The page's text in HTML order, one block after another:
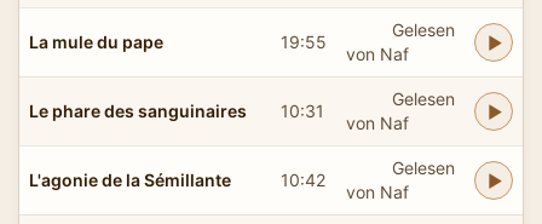
La mule du pape 19:55
Gelesen
von Naf
Le phare des sanguinaires 10:31
Gelesen
von Naf
L'agonie de la Sémillante 10:42
Gelesen
von Naf